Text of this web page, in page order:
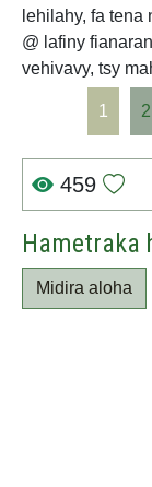
lehilahy, fa
@ lafiny
vehivavy, tsy
1 2
459
Hametraka
Midira aloha